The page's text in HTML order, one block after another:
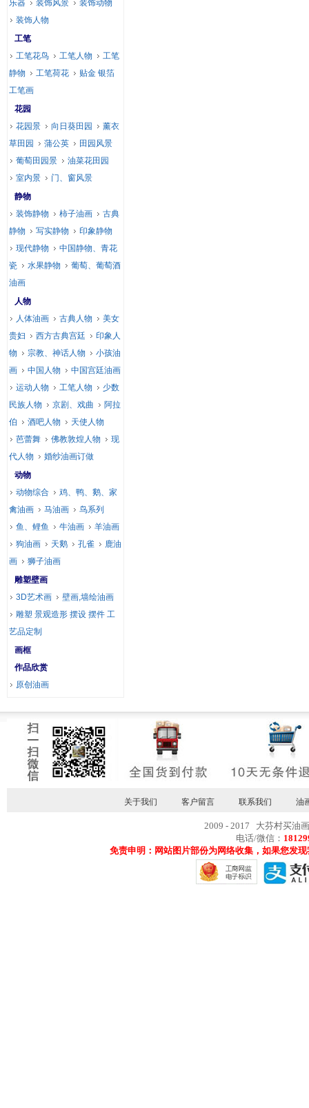
乐器 装饰风景
装饰动物
装饰人物
工笔
工笔花鸟
工笔人物
工笔
静物
工笔荷花
贴金 银箔
工笔画
花园
花园景
向日葵田园
薰衣
草田园
蒲公英
田园风景
葡萄田园景
油菜花田园
室内景
门、窗风景
静物
装饰静物
柿子油画
古典
静物
写实静物
印象静物
现代静物
中国静物、青花
瓷
水果静物
葡萄、葡萄酒
油画
人物
人体油画
古典人物
美女
贵妇
西方古典宫廷
印象人
物
宗教、神话人物
小孩油
画
中国人物
中国宫廷油画
运动人物
工笔人物
少数
民族人物
京剧、戏曲
阿拉
伯
酒吧人物
天使人物
芭蕾舞
佛教敦煌人物
现
代人物
婚纱油画订做
动物
动物综合
鸡、鸭、鹅、家
禽油画
马油画
鸟系列
鱼、鲤鱼
牛油画
羊油画
狗油画
天鹅 孔雀
鹿油
画
狮子油画
雕塑壁画
3D艺术画
壁画,墙绘油画
雕塑 景观造形 摆设 摆件 工
艺品定制
画框
作品欣赏
原创油画
关于我们 客户留言 联系我们 油
2009 - 2017 大芬村买油
电话/微信：
免责申明：网站图片部份为网络收集，如果您发